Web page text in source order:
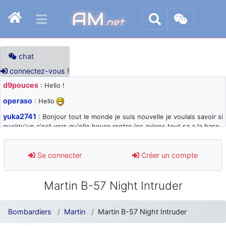
AM.net
chat
connectez-vous !
d9pouces : Hello !
operaso : Hello
yuka2741 : Bonjour tout le monde je suis nouvelle je voulais savoir si
quelqu'un c'est vers qu'elle heure rentre les avions tout sa a la base
d9pouces: désolé pour les quelques blocages du site ces derniers
jours : je teste des méthodes contre le spam et les bots trop nocifs
: Super, la nouvelle bannière
d9pouces: je suis un avion@,._,+ > lesquels ? je ne suis pas sûr de
comprendre
Se connecter Créer un compte
Martin B-57 Night Intruder
Bombardiers Martin Martin B-57 Night Intruder